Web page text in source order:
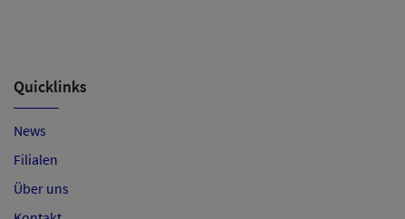
Quicklinks
News
Filialen
Über uns